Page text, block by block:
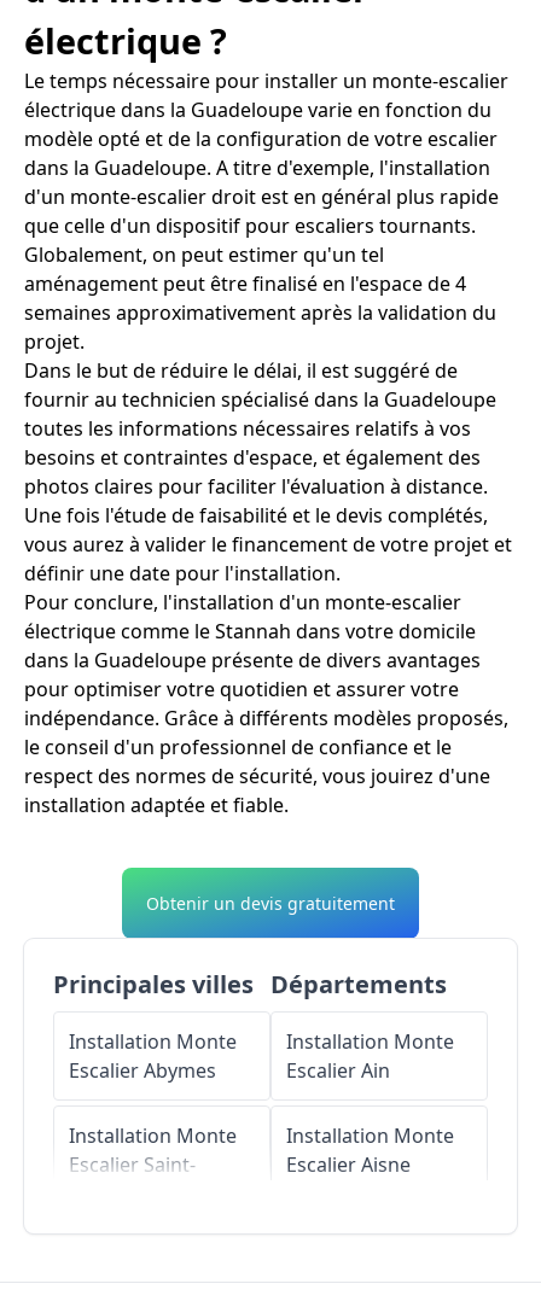
électrique ?
Le temps nécessaire pour installer un monte-escalier
électrique dans la Guadeloupe varie en fonction du
modèle opté et de la configuration de votre escalier
dans la Guadeloupe. A titre d'exemple, l'installation
d'un monte-escalier droit est en général plus rapide
que celle d'un dispositif pour escaliers tournants.
Globalement, on peut estimer qu'un tel
aménagement peut être finalisé en l'espace de 4
semaines approximativement après la validation du
projet.
Dans le but de réduire le délai, il est suggéré de
fournir au technicien spécialisé dans la Guadeloupe
toutes les informations nécessaires relatifs à vos
besoins et contraintes d'espace, et également des
photos claires pour faciliter l'évaluation à distance.
Une fois l'étude de faisabilité et le devis complétés,
vous aurez à valider le financement de votre projet et
définir une date pour l'installation.
Pour conclure, l'installation d'un monte-escalier
électrique comme le Stannah dans votre domicile
dans la Guadeloupe présente de divers avantages
pour optimiser votre quotidien et assurer votre
indépendance. Grâce à différents modèles proposés,
le conseil d'un professionnel de confiance et le
respect des normes de sécurité, vous jouirez d'une
installation adaptée et fiable.
Obtenir un devis gratuitement
Principales villes
Installation Monte
EscalierAbymes
Installation Monte
Escalier Saint-
EscalierBaie-
Départements
Installation Monte
EscalierAin
Installation Monte
EscalierAisne
Installation Monte